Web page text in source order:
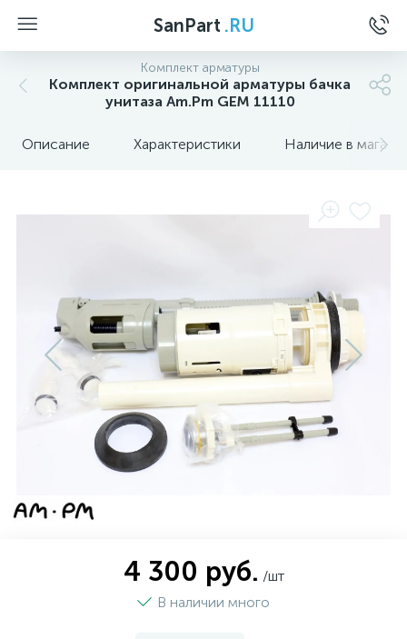
SanPart .RU
Комплект арматуры
Комплект оригинальной арматуры бачка
унитаза Am.Pm GEM 11110
Описание Характеристики Наличие в
4 300 руб. /шт
В наличии много